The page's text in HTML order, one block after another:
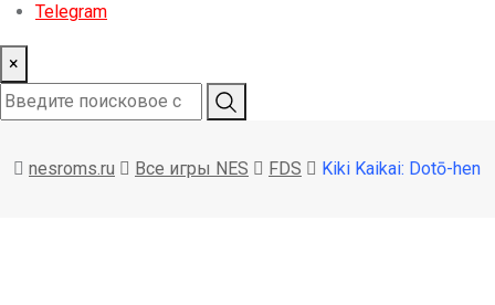
Telegram
×
nesroms.ru Все игры NES FDS Kiki Kaikai: Dotō-hen